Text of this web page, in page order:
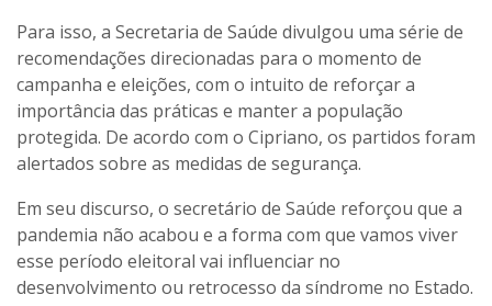
Para isso, a Secretaria de Saúde divulgou uma série de
recomendações direcionadas para o momento de
campanha e eleições, com o intuito de reforçar a
importância das práticas e manter a população
protegida. De acordo com o Cipriano, os partidos foram
alertados sobre as medidas de segurança.
Em seu discurso, o secretário de Saúde reforçou que a
pandemia não acabou e a forma com que vamos viver
esse período eleitoral vai influenciar no
desenvolvimento ou retrocesso da síndrome no Estado.